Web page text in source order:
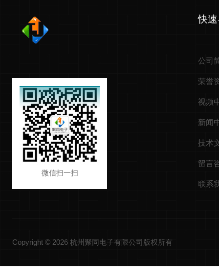
微信扫一扫
快
公司
荣誉
视频
新闻
技术
留言
联系
Copyright © 2026 杭州聚同电子有限公司版权所有